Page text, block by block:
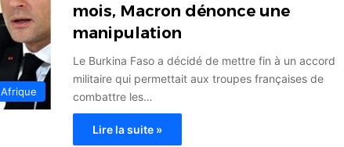
Afrique
mois, Macron dénonce une
manipulation
Le Burkina Faso a décidé de mettre fin à un accord
militaire qui permettait aux troupes françaises de
combattre les…
Lire la suite »